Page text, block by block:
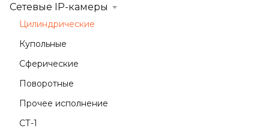
Сетевые IP-камеры
Цилиндрические
Купольные
Сферические
Поворотные
Прочее исполнение
СТ-1